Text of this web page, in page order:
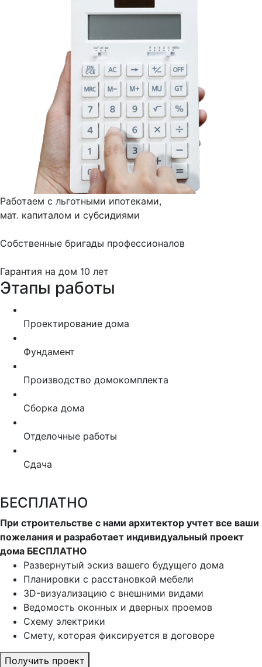
Работаем с льготными ипотеками,
мат. капиталом и субсидиями
Собственные бригады профессионалов
Гарантия на дом 10 лет
Этапы работы
Проектирование дома
Фундамент
Производство домокомплекта
Сборка дома
Отделочные работы
Сдача
БЕСПЛАТНО
При строительстве с нами архитектор учтет все ваши
пожелания и разработает индивидуальный проект
дома БЕСПЛАТНО
Развернутый эскиз вашего будущего дома
Планировки с расстановкой мебели
3D-визуализацию с внешними видами
Ведомость оконных и дверных проемов
Cхему электрики
Cмету, которая фиксируется в договоре
Получить проект